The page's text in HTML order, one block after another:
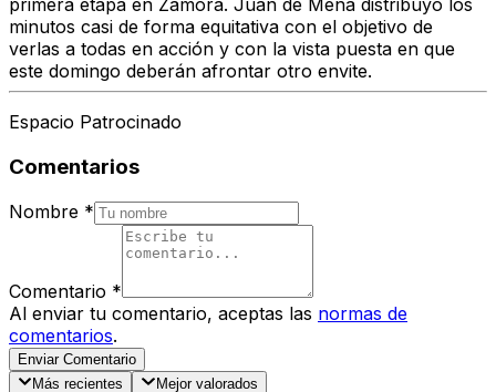
primera etapa en Zamora. Juan de Mena distribuyó los
minutos casi de forma equitativa con el objetivo de
verlas a todas en acción y con la vista puesta en que
este domingo deberán afrontar otro envite.
Espacio Patrocinado
Comentarios
Nombre *
Comentario *
Al enviar tu comentario, aceptas las normas de
comentarios.
Enviar Comentario
Más recientes
Mejor valorados